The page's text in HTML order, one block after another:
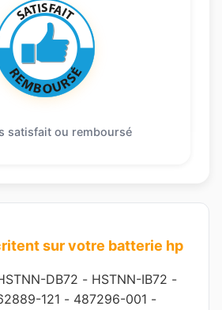
satisfait ou remboursé
sur votre batterie hp
DB72 - HSTNN-IB72 -
121 - 487296-001 -